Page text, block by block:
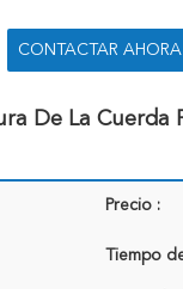
CONTACTAR AHORA
De La
Precio :
Tiempo